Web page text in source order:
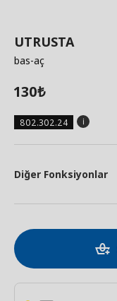
UTRUSTA
bas-aç
130₺
802.302.24
Diğer Fonksiyonlar